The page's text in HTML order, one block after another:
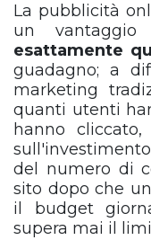
La pubblicità
un
esattamente
guadagno; a
marketing
quanti utenti
hanno
del numero di
sito dopo che
il budget
supera mai il